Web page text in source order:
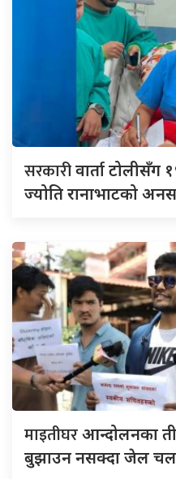
सरकारीवार्ता
ज्योति रानाभाटको
माइतीघरआन्दोलनका
बुझाउन नसक्दा जेल